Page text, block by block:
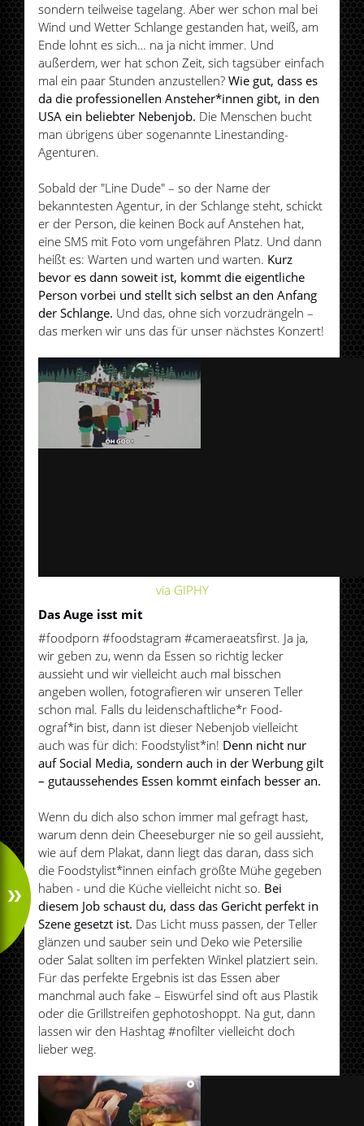
sondern teilweise tagelang. Aber wer schon mal bei
Wind und Wetter Schlange gestanden hat, weiß, am
Ende lohnt es sich… na ja nicht immer. Und
außerdem, wer hat schon Zeit, sich tagsüber einfach
mal ein paar Stunden anzustellen?Wie gut, dass es
da die professionellen Ansteher*innen gibt, in den
USA ein beliebter Nebenjob. Die Menschen bucht
man übrigens über sogenannte Linestanding-
Agenturen.
Sobald der "Line Dude" – so der Name der
bekanntesten Agentur, in der Schlange steht, schickt
er der Person, die keinen Bock auf Anstehen hat,
eine SMS mit Foto vom ungefähren Platz. Und dann
heißt es: Warten und warten und warten. Kurz
bevor es dann soweit ist, kommt die eigentliche
Person vorbei und stellt sich selbst an den Anfang
der Schlange. Und das, ohne sich vorzudrängeln –
das merken wir uns das für unser nächstes Konzert!
via GIPHY
Das Auge isst mit
#foodporn #foodstagram #cameraeatsfirst. Ja ja,
wir geben zu, wenn da Essen so richtig lecker
aussieht und wir vielleicht auch mal bisschen
angeben wollen, fotografieren wir unseren Teller
schon mal. Falls du leidenschaftliche*r Food-
ograf*in bist, dann ist dieser Nebenjob vielleicht
auch was für dich: Foodstylist*in! Denn nicht nur
auf Social Media, sondern auch in der Werbung gilt
– gutaussehendes Essen kommt einfach besser an.
Wenn du dich also schon immer mal gefragt hast,
warum denn dein Cheeseburger nie so geil aussieht,
wie auf dem Plakat, dann liegt das daran, dass sich
die Foodstylist*innen einfach größte Mühe gegeben
haben - und die Küche vielleicht nicht so. Bei
diesem Job schaust du, dass das Gericht perfekt in
Szene gesetzt ist. Das Licht muss passen, der Teller
glänzen und sauber sein und Deko wie Petersilie
oder Salat sollten im perfekten Winkel platziert sein.
Für das perfekte Ergebnis ist das Essen aber
manchmal auch fake – Eiswürfel sind oft aus Plastik
oder die Grillstreifen gephotoshoppt. Na gut, dann
lassen wir den Hashtag #nofilter vielleicht doch
lieber weg.